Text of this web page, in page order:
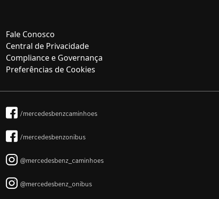
Fale Conosco
Central de Privacidade
Compliance e Governança
Preferências de Cookies
/mercedesbenzcaminhoes
/mercedesbenzonibus
@mercedesbenz_caminhoes
@mercedesbenz_onibus